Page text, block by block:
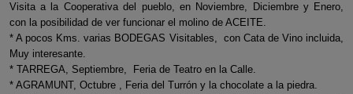
Visita a la Cooperativa del pueblo, en Noviembre, Diciembre y Enero,
con la posibilidad de ver funcionar el molino de ACEITE.
* A pocos Kms. varias BODEGAS Visitables, con Cata de Vino incluida,
Muy interesante.
* TARREGA, Septiembre, Feria de Teatro en la Calle.
* AGRAMUNT, Octubre , Feria del Turrón y la chocolate a la piedra.